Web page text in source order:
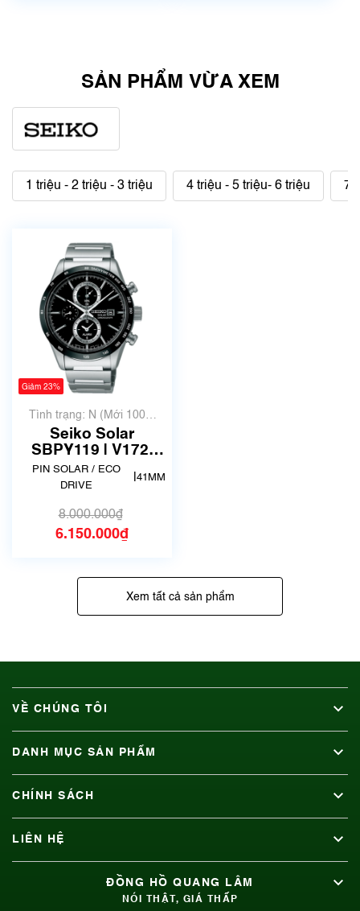
SẢN PHẨM VỪA XEM
1 triệu - 2 triệu - 3 triệu 4 triệu - 5 triệu- 6 triệu 7
Giảm 23%
Tình trạng: N (Mới 100%
chưa qua sử dụng)
Seiko Solar
SBPY119 | V172-
0AP0 | Size 41mm |
New Fullbox
PIN SOLAR / ECO
DRIVE
41MM
8.000.000₫
6.150.000₫
Xem tất cả sản phẩm
VỀ CHÚNG TÔI
DANH MỤC SẢN PHẨM
CHÍNH SÁCH
LIÊN HỆ
ĐỒNG HỒ QUANG LÂM
NÓI THẬT, GIÁ THẤP